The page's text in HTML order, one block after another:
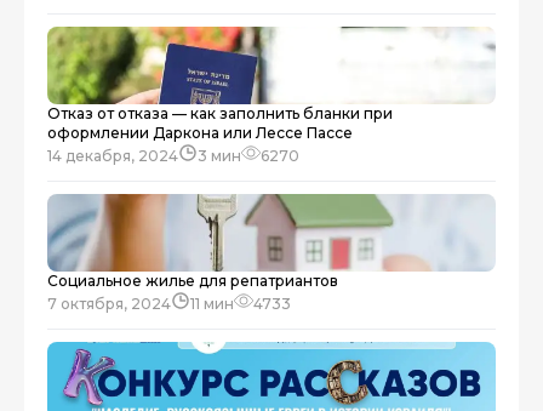
14 декабря, 2024 3 мин 6270
Отказ от отказа — как заполнить бланки при
оформлении Даркона или Лессе Пассе
7 октября, 2024 11 мин 4733
Социальное жилье для репатриантов